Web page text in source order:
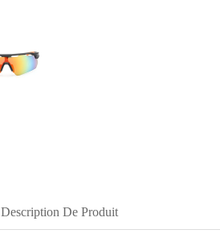
Description De Produit